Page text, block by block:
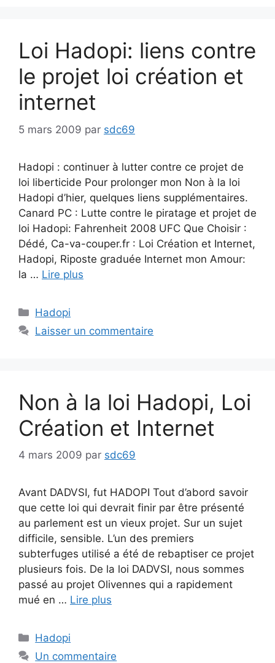
Loi Hadopi: liens contre
le projet loi création et
internet
5 mars 2009 par sdc69
Hadopi : continuer à lutter contre ce projet de
loi liberticide Pour prolonger mon Non à la loi
Hadopi d’hier, quelques liens supplémentaires.
Canard PC : Lutte contre le piratage et projet de
loi Hadopi: Fahrenheit 2008 UFC Que Choisir :
Dédé, Ca-va-couper.fr : Loi Création et Internet,
Hadopi, Riposte graduée Internet mon Amour:
la … Lire plus
Catégories
Hadopi
Laisser un commentaire
Non à la loi Hadopi, Loi
Création et Internet
4 mars 2009 par sdc69
Avant DADVSI, fut HADOPI Tout d’abord savoir
que cette loi qui devrait finir par être présenté
au parlement est un vieux projet. Sur un sujet
difficile, sensible. L’un des premiers
subterfuges utilisé a été de rebaptiser ce projet
plusieurs fois. De la loi DADVSI, nous sommes
passé au projet Olivennes qui a rapidement
mué en … Lire plus
Catégories
Hadopi
Un commentaire